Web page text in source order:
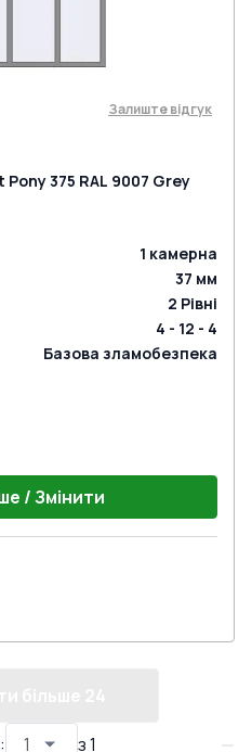
Залиште відгук
375 RAL 9007 Grey
1 камерна
37 мм
2 Рівні
4 - 12 - 4
Базова зламобезпека
/ Змінити
: з1